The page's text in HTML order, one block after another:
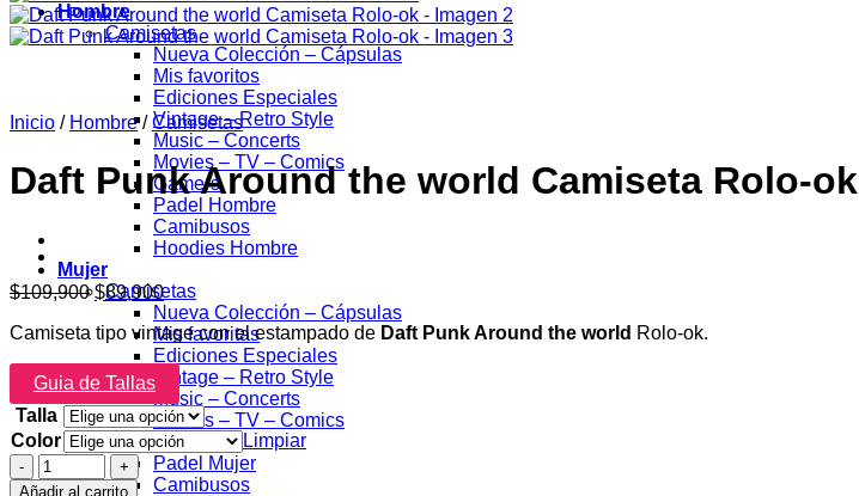
Hombre
Camisetas
Nueva Colección – Cápsulas
Mis favoritos
Ediciones Especiales
Vintage – Retro Style
Music – Concerts
Movies – TV – Comics
Gamers
Padel Hombre
Camibusos
Hoodies Hombre
Mujer
Camisetas
Nueva Colección – Cápsulas
Mis favoritas
Ediciones Especiales
Vintage – Retro Style
Music – Concerts
Movies – TV – Comics
Gamers
Padel Mujer
Camibusos
Inicio / Hombre / Camisetas
Daft Punk Around the world Camiseta Rolo-ok
$109,900 El
precio
original
$109,900.
$89,900El
precio
actual
es:
$89,900.
Camiseta tipo vintage con el estampado de Daft Punk Around the world Rolo-ok.
Guia de Tallas
Talla
Color
Limpiar
Daft
Punk
Añadir al carrito